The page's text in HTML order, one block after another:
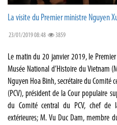
La visite du Premier ministre Nguyen
23/01/2019 08:48 3859
Le matin du 20 janvier 2019, le
Musée National d’Histoire du Vietnam
Nguyen Hoa Binh, secrétaire du Comité
(PCV), président de la Cour populaire
du Comité central du PCV, chef de
extérieures; M. Vu Duc Dam, membre